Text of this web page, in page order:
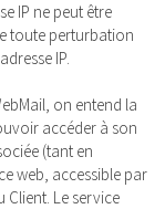
IP ne peut être
toute perturbation
IP.
on entend la
accéder à son
(tant en
web, accessible par
Le service